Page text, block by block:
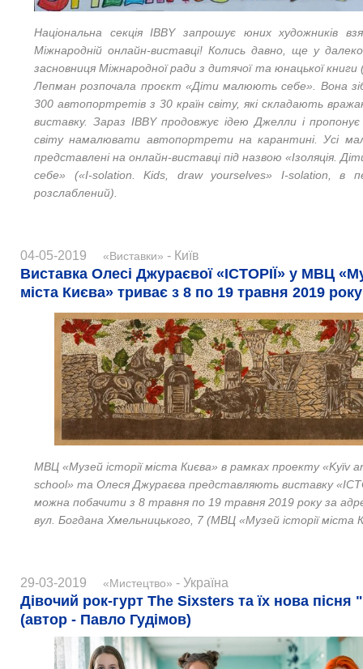
Національна секція ІBBY запрошує юних художників
Міжнародній онлайн-виставці! Колись давно, ще у
засновниця Міжнародної ради з дитячої та юнацької книги
Лепман розпочала проєкт «Діти малюють себе». Вона
300 автопортретів з 30 країн світу, які складають
виставку. Зараз ІBBY продовжує ідею Джелли і
світу намалювати автопортрети на карантині. Усі
представлені на онлайн-виставці під назвою «Ізоляція.
себе» («I-solation. Kids, draw yourselves» I-solation, в
розслаблений).
04-05-2019 «Виставки» - Київ
Виставка Олесі Джураєвої «ІСТОРІЇ» у МВЦ
міста Києва» триває з 8 по 19 травня 2019 року
МВЦ «Музей історії міста Києва» в рамках проекту «Kyїv
school» та Олеся Джураєва представляють виставку
можна побачити з 8 травня по 19 травня 2019 року за
вул. Богдана Хмельницького, 7 (МВЦ «Музей історії міста
29-03-2019 «Мистецтво» - Україна
Дівочий рок-гурт The Sixsters та їх нова
(автор - Павло Гудімов)